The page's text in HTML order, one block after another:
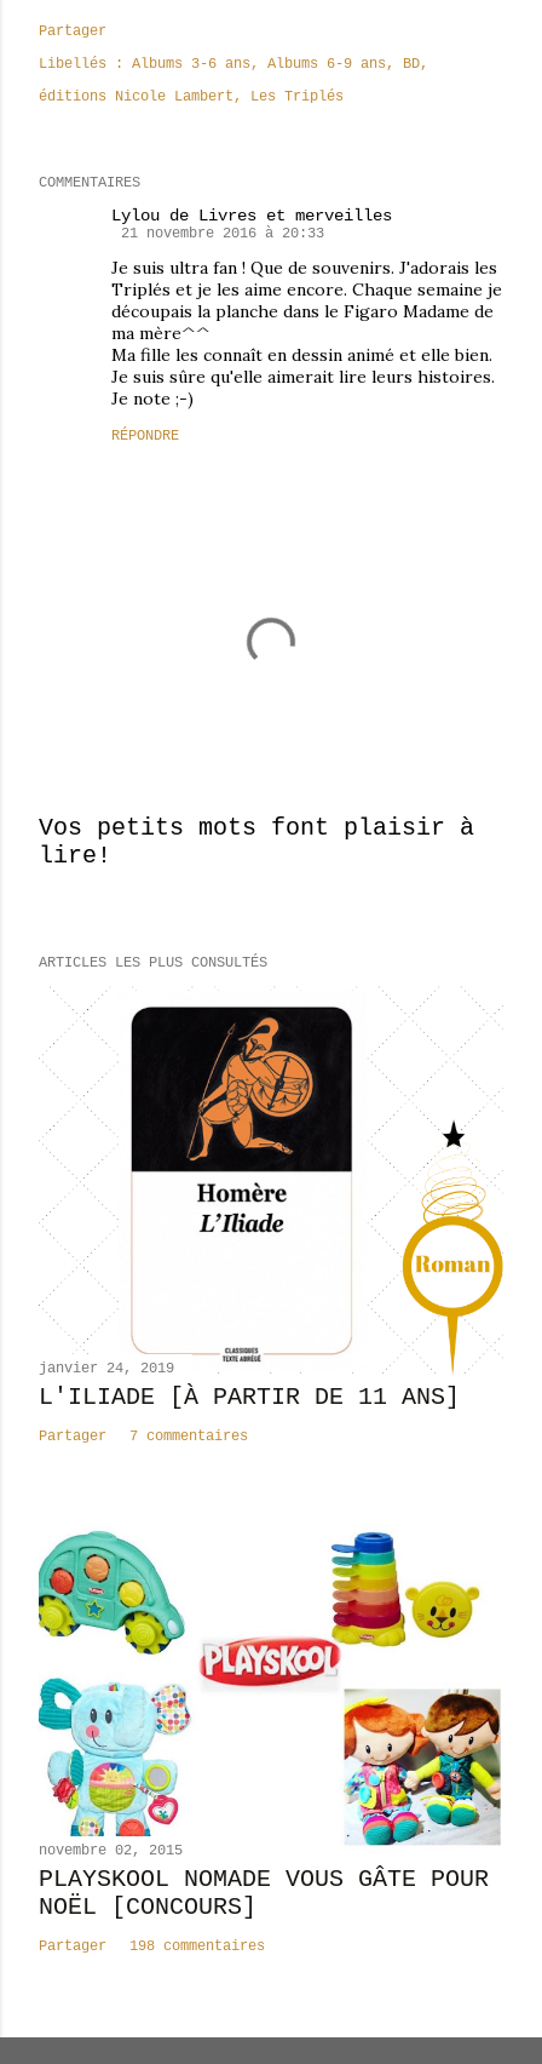
Partager
Libellés :
Albums 3-6 ans Albums 6-9 ans
BD
éditions Nicole Lambert
Les Triplés
COMMENTAIRES
Lylou de Livres et merveilles
21 novembre 2016 à 20:33
Je suis ultra fan ! Que de souvenirs. J'adorais les
Triplés et je les aime encore. Chaque semaine je
découpais la planche dans le Figaro Madame de
ma mère^^
Ma fille les connaît en dessin animé et elle bien.
Je suis sûre qu'elle aimerait lire leurs histoires.
Je note ;-)
RÉPONDRE
E
g
t
r
c
m
n
t
i
Vos petits mots font plaisir à
lire!
ARTICLES LES PLUS CONSULTÉS
janvier 24, 2019
L'ILIADE [À PARTIR DE 11 ANS]
Partager 7 commentaires
novembre 02, 2015
PLAYSKOOL NOMADE VOUS GÂTE POUR
NOËL [CONCOURS]
Partager 198 commentaires